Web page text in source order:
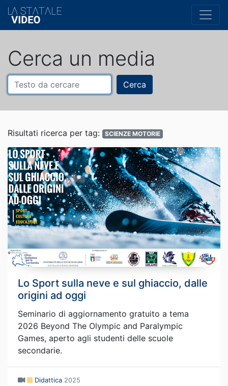
Cerca un media
Cerca
Risultati ricerca per tag: SCIENZE MOTORIE
Lo Sport sulla neve e sul ghiaccio, dalle
origini ad oggi
Seminario di aggiornamento gratuito a tema
2026 Beyond The Olympic and Paralympic
Games, aperto agli studenti delle scuole
secondarie.
Didattica 2025